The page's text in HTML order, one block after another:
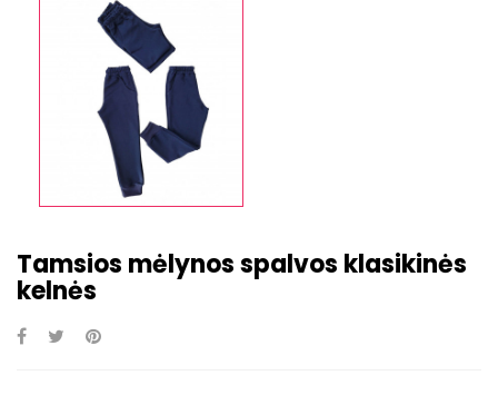
Tamsios mėlynos spalvos klasikinės
kelnės